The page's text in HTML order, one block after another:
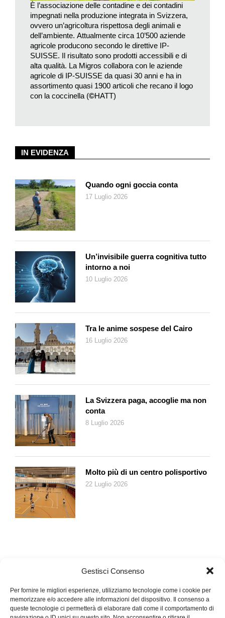
Gestisci Consenso
Per fornire le migliori esperienze, utilizziamo tecnologie come i cookie per
memorizzare e/o accedere alle informazioni del dispositivo. Il consenso a
queste tecnologie ci permetterà di elaborare dati come il comportamento di
IN EVIDENZA
Quando ogni goccia conta
17 Luglio 2026
Un’invisibile guerra cognitiva tutto
intorno a noi
10 Luglio 2026
Tra le anime sospese del Cairo
16 Luglio 2026
La Svizzera paga, accoglie ma non
conta
8 Luglio 2026
Molto più di un centro polisportivo
22 Luglio 2026
È l’associazione delle contadine e dei contadini
impegnati nella produzione integrata in Svizzera,
ovvero un’agricoltura rispettosa degli animali e
dell’ambiente. Attualmente circa 10’500 aziende
agricole producono secondo le direttive IP-
SUISSE. Il risultato sono prodotti accessibili e di
alta qualità. La Migros collabora con le aziende
agricole di IP-SUISSE da quasi 30 anni e ha in
assortimento quasi 1900 articoli che recano il logo
con la coccinella (©HATT)